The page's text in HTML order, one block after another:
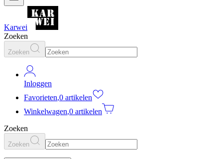
Karwei
Zoeken
Zoeken
Inloggen
Favorieten,0 artikelen
Winkelwagen,0 artikelen
Zoeken
Zoeken